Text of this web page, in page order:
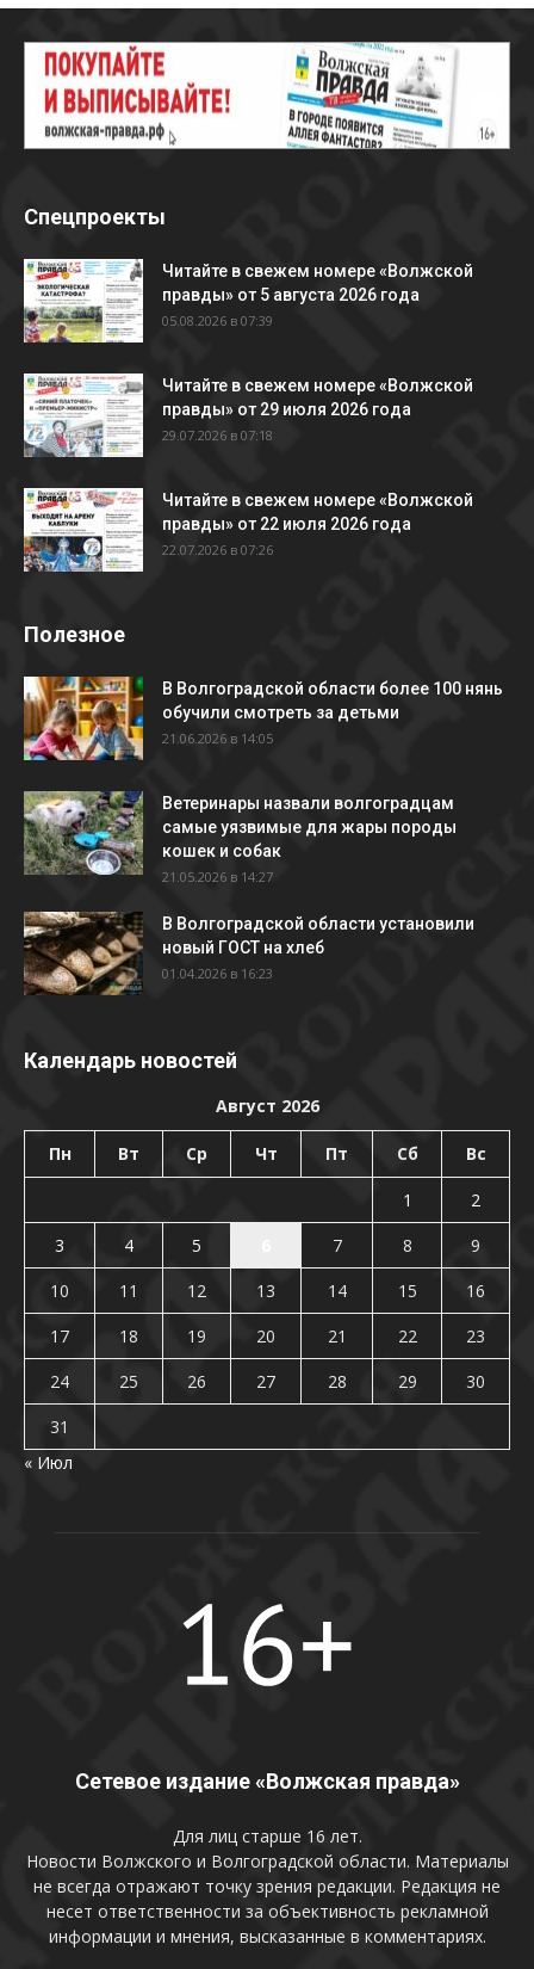
Спецпроекты
Читайте в свежем номере «Волжской
правды» от 5 августа 2026 года
05.08.2026 в 07:39
Читайте в свежем номере «Волжской
правды» от 29 июля 2026 года
29.07.2026 в 07:18
Читайте в свежем номере «Волжской
правды» от 22 июля 2026 года
22.07.2026 в 07:26
Полезное
В Волгоградской области более 100 нянь
обучили смотреть за детьми
21.06.2026 в 14:05
Ветеринары назвали волгоградцам
самые уязвимые для жары породы
кошек и собак
21.05.2026 в 14:27
В Волгоградской области установили
новый ГОСТ на хлеб
01.04.2026 в 16:23
Календарь новостей
Август 2026
Пн Вт Ср Чт Пт Сб Вс
1
2
3
4 5 7 8
9
10
11 12 13 14 15
16
17
18 19 20 21 22
23
24
25 26 27 28 29
30
31
« Июл
Сетевое издание «Волжская правда»
Для лиц старше 16 лет.
Новости Волжского и Волгоградской области. Материалы
не всегда отражают точку зрения редакции. Редакция не
несет ответственности за объективность рекламной
информации и мнения, высказанные в комментариях.